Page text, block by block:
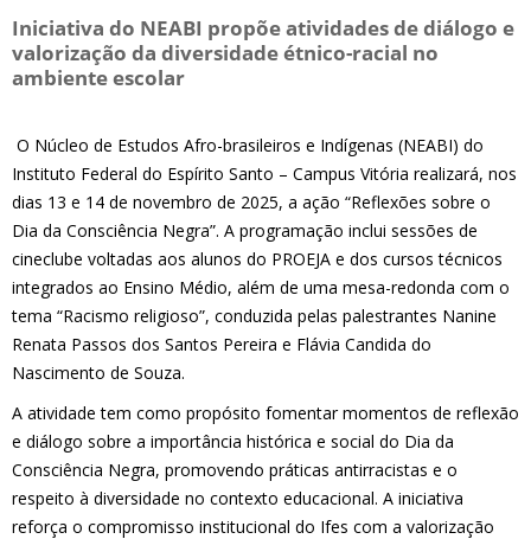
Iniciativa do NEABI propõe atividades de diálogo e
valorização da diversidade étnico-racial no
ambiente escolar
O Núcleo de Estudos Afro-brasileiros e Indígenas (NEABI) do
Instituto Federal do Espírito Santo – Campus Vitória realizará, nos
dias 13 e 14 de novembro de 2025, a ação “Reflexões sobre o
Dia da Consciência Negra”. A programação inclui sessões de
cineclube voltadas aos alunos do PROEJA e dos cursos técnicos
integrados ao Ensino Médio, além de uma mesa-redonda com o
tema “Racismo religioso”, conduzida pelas palestrantes Nanine
Renata Passos dos Santos Pereira e Flávia Candida do
Nascimento de Souza.
A atividade tem como propósito fomentar momentos de reflexão
e diálogo sobre a importância histórica e social do Dia da
Consciência Negra, promovendo práticas antirracistas e o
respeito à diversidade no contexto educacional. A iniciativa
reforça o compromisso institucional do Ifes com a valorização